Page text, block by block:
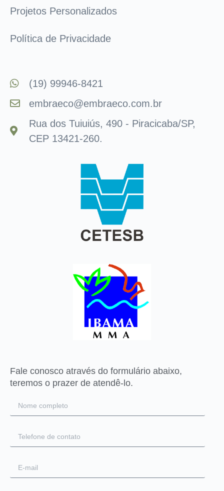
Projetos Personalizados
Política de Privacidade
(19) 99946-8421
embraeco@embraeco.com.br
Rua dos Tuiuiús, 490 - Piracicaba/SP,
CEP 13421-260.
Fale conosco através do formulário abaixo,
teremos o prazer de atendê-lo.